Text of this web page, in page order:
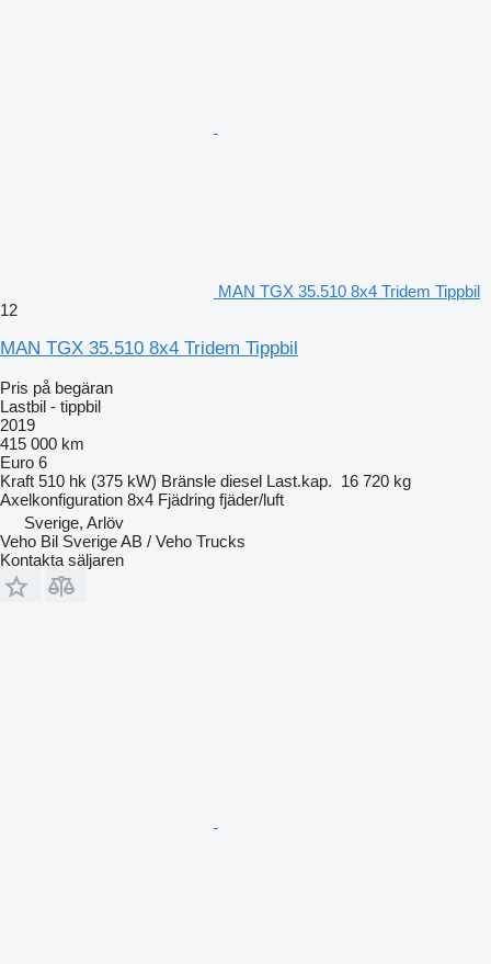
MAN TGX 35.510 8x4 Tridem Tippbil
12
MAN TGX 35.510 8x4 Tridem Tippbil
Pris på begäran
Lastbil - tippbil
2019
415 000 km
Euro 6
Kraft 510 hk (375 kW) Bränsle diesel Last.kap. 16 720 kg
Axelkonfiguration 8x4 Fjädring fjäder/luft
Sverige, Arlöv
Veho Bil Sverige AB / Veho Trucks
Kontakta säljaren